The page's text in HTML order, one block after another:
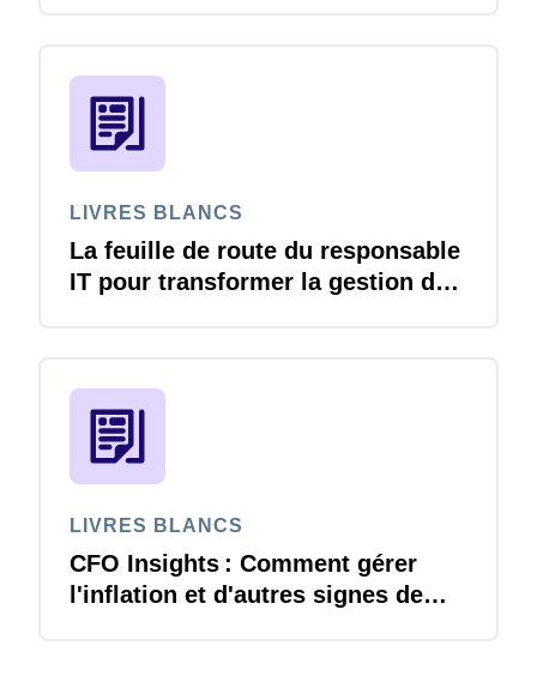
LIVRES BLANCS
La feuille de route du responsable
IT pour transformer la gestion des
LIVRES BLANCS
CFO Insights : Comment gérer
l'inflation et d'autres signes de